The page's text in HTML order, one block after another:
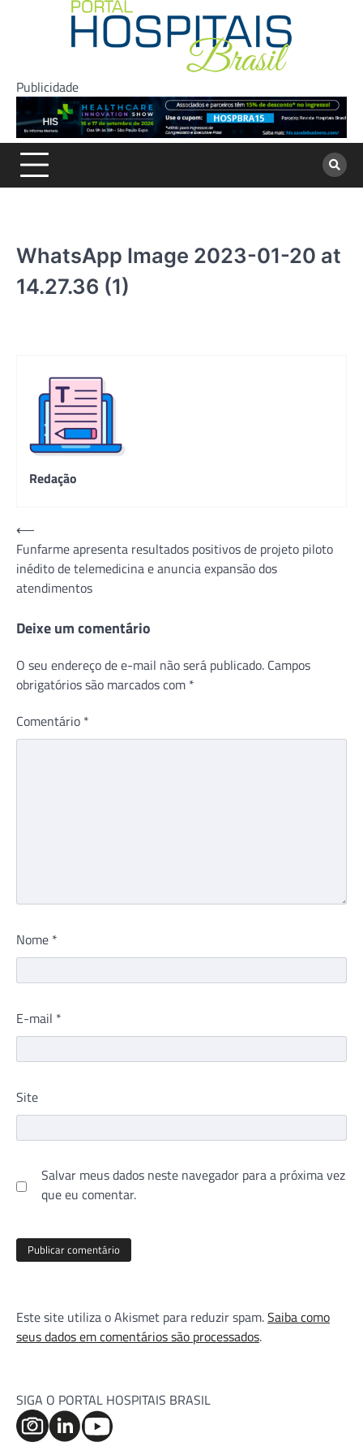
Publicidade
WhatsApp Image 2023-01-20 at
14.27.36 (1)
Redação
Navegação
de
Post
⟵
Funfarme apresenta resultados positivos de projeto piloto
inédito de telemedicina e anuncia expansão dos
atendimentos
Deixe um comentário
O seu endereço de e-mail não será publicado. Campos
obrigatórios são marcados com *
Comentário *
Nome *
E-mail *
Site
Salvar meus dados neste navegador para a próxima vez
que eu comentar.
Este site utiliza o Akismet para reduzir spam.Saiba como
seus dados em comentários são processados.
SIGA O PORTAL HOSPITAIS BRASIL